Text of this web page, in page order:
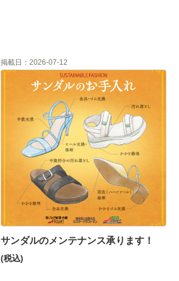
掲載日：2026-07-12
サンダルのメンテナンス承ります！
(税込)